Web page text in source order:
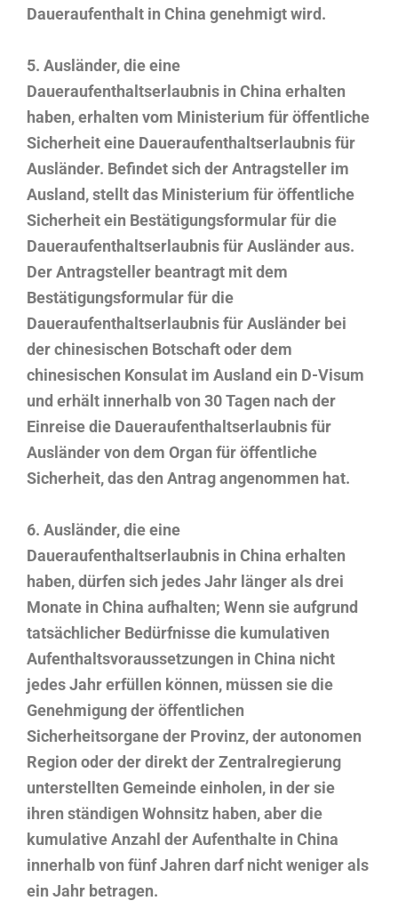
Daueraufenthalt in China genehmigt wird.
5. Ausländer, die eine
Daueraufenthaltserlaubnis in China erhalten
haben, erhalten vom Ministerium für öffentliche
Sicherheit eine Daueraufenthaltserlaubnis für
Ausländer. Befindet sich der Antragsteller im
Ausland, stellt das Ministerium für öffentliche
Sicherheit ein Bestätigungsformular für die
Daueraufenthaltserlaubnis für Ausländer aus.
Der Antragsteller beantragt mit dem
Bestätigungsformular für die
Daueraufenthaltserlaubnis für Ausländer bei
der chinesischen Botschaft oder dem
chinesischen Konsulat im Ausland ein D-Visum
und erhält innerhalb von 30 Tagen nach der
Einreise die Daueraufenthaltserlaubnis für
Ausländer von dem Organ für öffentliche
Sicherheit, das den Antrag angenommen hat.
6. Ausländer, die eine
Daueraufenthaltserlaubnis in China erhalten
haben, dürfen sich jedes Jahr länger als drei
Monate in China aufhalten; Wenn sie aufgrund
tatsächlicher Bedürfnisse die kumulativen
Aufenthaltsvoraussetzungen in China nicht
jedes Jahr erfüllen können, müssen sie die
Genehmigung der öffentlichen
Sicherheitsorgane der Provinz, der autonomen
Region oder der direkt der Zentralregierung
unterstellten Gemeinde einholen, in der sie
ihren ständigen Wohnsitz haben, aber die
kumulative Anzahl der Aufenthalte in China
innerhalb von fünf Jahren darf nicht weniger als
ein Jahr betragen.